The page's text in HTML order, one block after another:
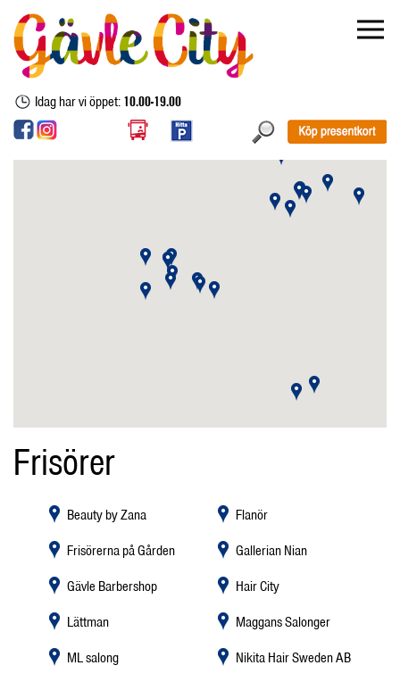
Idag har vi öppet:10.00-19.00
Frisörer
Beauty by Zana
Flanör
Frisörerna på Gården
Gallerian Nian
Gävle Barbershop
Hair City
Lättman
Maggans Salonger
ML salong
Nikita Hair Sweden AB